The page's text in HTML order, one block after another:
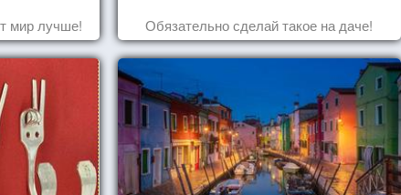
мир лучше! Обязательно сделай такое на даче!